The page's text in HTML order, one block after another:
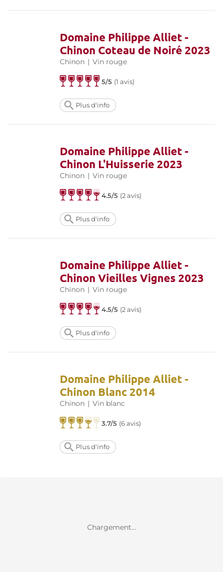
Domaine Philippe Alliet -
Chinon Coteau de Noiré 2023
Chinon | Vin rouge
5/5 (1 avis)
Plus d'info
Domaine Philippe Alliet -
Chinon L'Huisserie 2023
Chinon | Vin rouge
4.5/5 (2 avis)
Plus d'info
Domaine Philippe Alliet -
Chinon Vieilles Vignes 2023
Chinon | Vin rouge
4.5/5 (2 avis)
Plus d'info
Domaine Philippe Alliet -
Chinon Blanc 2014
Chinon | Vin blanc
3.7/5 (6 avis)
Plus d'info
Chargement...